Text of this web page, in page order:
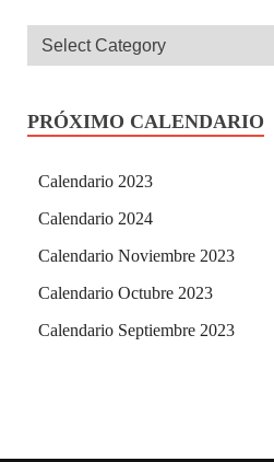
PRÓXIMO CALENDARIO
Calendario 2023
Calendario 2024
Calendario Noviembre 2023
Calendario Octubre 2023
Calendario Septiembre 2023